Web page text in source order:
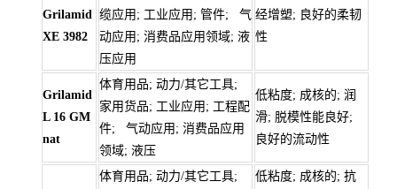
Grilamid
XE 3982
缆应用; 工业应用; 管件; 气
动应用; 消费品应用领域; 液
压应用
经增塑; 良好的柔韧
性
Grilamid
L 16 GM
nat
体育用品; 动力/其它工具;
家用货品; 工业应用; 工程配
件; 气动应用; 消费品应用
领域; 液压
低粘度; 成核的; 润
滑; 脱模性能良好;
良好的流动性
体育用品; 动力/其它工具;
低粘度; 成核的; 抗